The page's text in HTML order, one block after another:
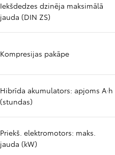
Iekšdedzes dzinēja maksimālā
jauda (DIN ZS)
Kompresijas pakāpe
Hibrīda akumulators: apjoms A·h
(stundas)
Priekš. elektromotors: maks.
jauda (kW)